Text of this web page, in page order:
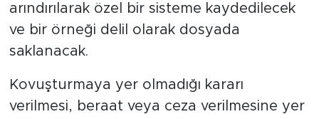
arındırılarak özel bir sisteme kaydedilecek
ve bir örneği delil olarak dosyada
saklanacak.
Kovuşturmaya yer olmadığı kararı
verilmesi, beraat veya ceza verilmesine yer